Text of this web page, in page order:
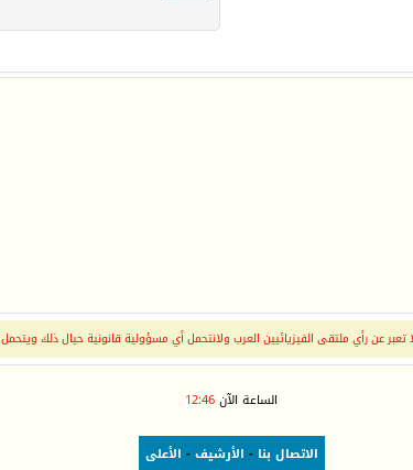
تعبر عن رأي ملتقى الفيزيائيين العرب ولانتحمل أي مسؤولية قانونية حيال ذلك
الساعة الآن12:46
الاتصال بنا - الأرشيف- الأعلى